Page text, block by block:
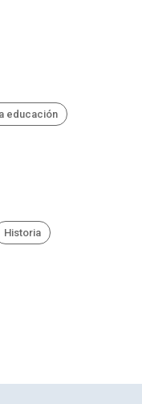
educación
Historia